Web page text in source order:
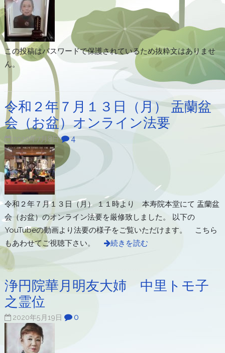
この投稿はパスワードで保護されているため抜粋文はありませ
ん。
令和２年７月１３日（月） 盂蘭盆
会（お盆）オンライン法要
2020年7月8日 4
令和２年７月１３日（月） １１時より 本寿院本堂にて 盂蘭盆
会（お盆）のオンライン法要を厳修致しました。 以下の
YouTubeの動画より法要の様子をご覧いただけます。 こちら
もあわせてご視聴下さい。
続きを読む
浄円院華月明友大姉 中里トモ子
之霊位
2020年5月19日 0